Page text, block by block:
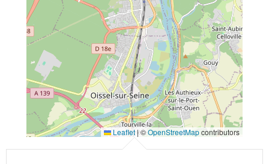
Leaflet|©OpenStreetMapcontributors